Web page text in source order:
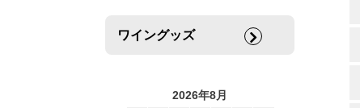
ワイングッズ
2026年8月